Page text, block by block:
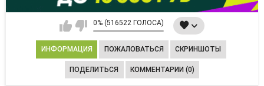
0% (516522 ГОЛОСА)
ИНФОРМАЦИЯ ПОЖАЛОВАТЬСЯ СКРИНШОТЫ
ПОДЕЛИТЬСЯ КОММЕНТАРИИ (0)